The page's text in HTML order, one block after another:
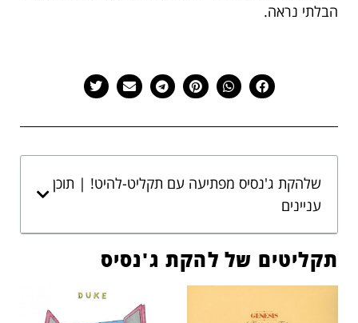
הבלתי נראה.
שלהקת ג'נסיס מפתיעה עם תקליט-להיט! | תוכן
עניינים
תקליטים של להקת ג'נסיס